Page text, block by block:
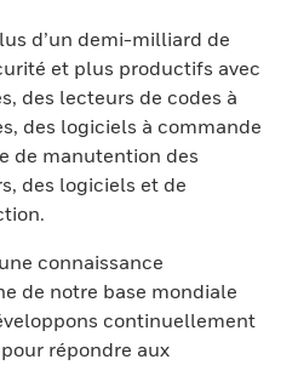
d’un demi-milliard de
et plus productifs avec
des lecteurs de codes à
des logiciels à commande
de manutention des
des logiciels et de
connaissance
de notre base mondiale
continuellement
répondre aux